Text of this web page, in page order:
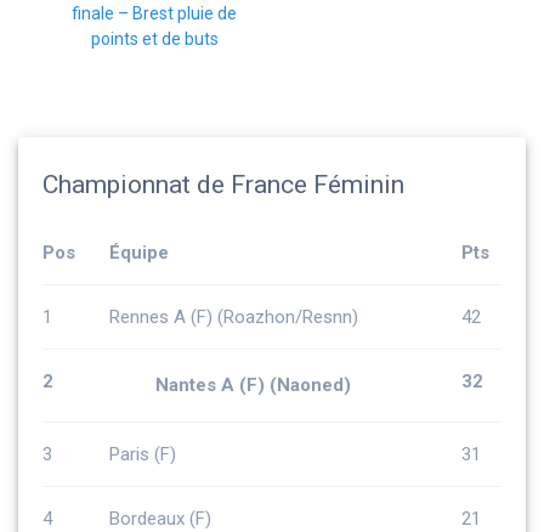
l’article :
finale – Brest pluie de
points et de buts
Championnat de France Féminin
Pos Équipe Pts
1 Rennes A (F) (Roazhon/Resnn) 42
2 Nantes A (F) (Naoned) 32
3 Paris (F) 31
4 Bordeaux (F) 21